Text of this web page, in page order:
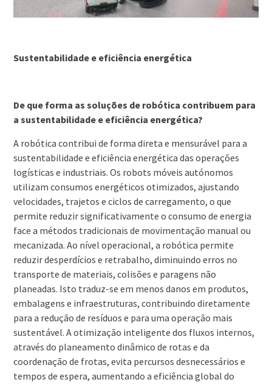
Sustentabilidade e eficiência energética
De que forma as soluções de robótica contribuem para
a sustentabilidade e eficiência energética?
A robótica contribui de forma direta e mensurável para a
sustentabilidade e eficiência energética das operações
logísticas e industriais. Os robots móveis autónomos
utilizam consumos energéticos otimizados, ajustando
velocidades, trajetos e ciclos de carregamento, o que
permite reduzir significativamente o consumo de energia
face a métodos tradicionais de movimentação manual ou
mecanizada. Ao nível operacional, a robótica permite
reduzir desperdícios e retrabalho, diminuindo erros no
transporte de materiais, colisões e paragens não
planeadas. Isto traduz-se em menos danos em produtos,
embalagens e infraestruturas, contribuindo diretamente
para a redução de resíduos e para uma operação mais
sustentável. A otimização inteligente dos fluxos internos,
através do planeamento dinâmico de rotas e da
coordenação de frotas, evita percursos desnecessários e
tempos de espera, aumentando a eficiência global do